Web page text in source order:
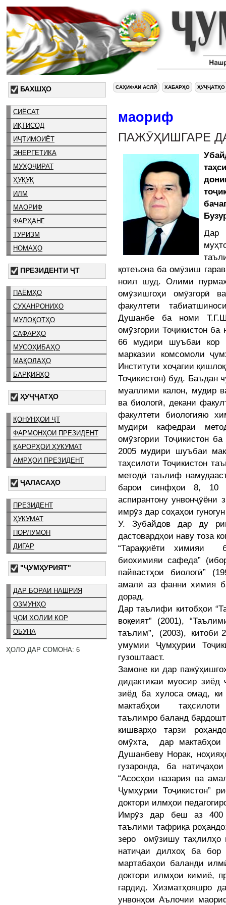
БАХШҲО
СИЁСАТ
ИҚТИСОД
ИҶТИМОИЁТ
ЭНЕРГЕТИКА
МУҲОҶИРАТ
ҲУҚУҚ
ИЛМ
МАОРИФ
ФАРҲАНГ
ТУРИЗМ
НОМАҲО
ПРЕЗИДЕНТИ ҶТ
ПАЁМҲО
СУХАНРОНИҲО
МУЛОҚОТҲО
САФАРҲО
МУСОҲИБАҲО
МАҚОЛАҲО
БАРҚИЯҲО
ҲУҶҶАТҲО
ҚОНУНҲОИ ҶТ
ФАРМОНҲОИ ПРЕЗИДЕНТ
ҚАРОРҲОИ ҲУКУМАТ
АМРҲОИ ПРЕЗИДЕНТ
ҶАЛАСАҲО
ПРЕЗИДЕНТ
ҲУКУМАТ
ПОРЛУМОН
ДИГАР
"ҶУМҲУРИЯТ"
ДАР БОРАИ НАШРИЯ
ОЗМУНҲО
ҶОИ ХОЛИИ КОР
ОБУНА
ҲОЛО ДАР СОМОНА: 6
САҲИФАИ АСЛӢ ХАБАРҲО ҲУҶҶАТҲО
маориф
ПАЖӮҲИШГАРЕ
Дар
қотеъона ба омӯзиш
ноил шуд. Олими
омӯзишгоҳи омӯзгорӣ
факултети
Душанбе ба номи
омӯзгории Тоҷикистон
66 мудири шуъбаи кор
марказии комсомоли
Институти хоҷагии
Тоҷикистон) буд. Баъдан
муаллими калон, мудир
ва биологӣ, декани
факултети биологияю
мудири кафедраи
омӯзгории Тоҷикистон
2005 мудири шуъбаи
таҳсилоти Тоҷикистон
методӣ таълиф
барои синфҳои 8, 10
аспирантону
имрӯз дар соҳаҳои
У. Зубайдов дар ду
дастовардҳои наву тоза
“Тараққиёти химияи
биохимияи сафеда”
пайвастҳои биологӣ”
амалӣ аз фанни химия
дорад.
Дар таълифи китобҳои
воқеият” (2001),
таълим”, (2003), китоби
умумии Ҷумҳурии
гузоштааст.
Замоне ки дар
дидактикаи муосир
зиёд ба хулоса омад,
мактабҳои
таълимро баланд
кишварҳо тарзи
омӯхта, дар
Душанбеву Норак,
гузаронда, ба
“Асосҳои назария ва
Ҷумҳурии Тоҷикистон”
доктори илмҳои
Имрӯз дар беш аз 400
таълими тафриқа
зеро омӯзишу таҳлилҳо
натиҷаи дилхоҳ ба
мартабаҳои баланди
доктори илмҳои кимиё,
гардид. Хизматҳояшро
унвонҳои Аълочии